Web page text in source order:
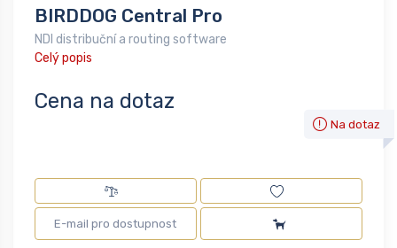
BIRDDOG Central Pro
NDI distribuční a routing software
Celý popis
Cena na dotaz
Na dotaz